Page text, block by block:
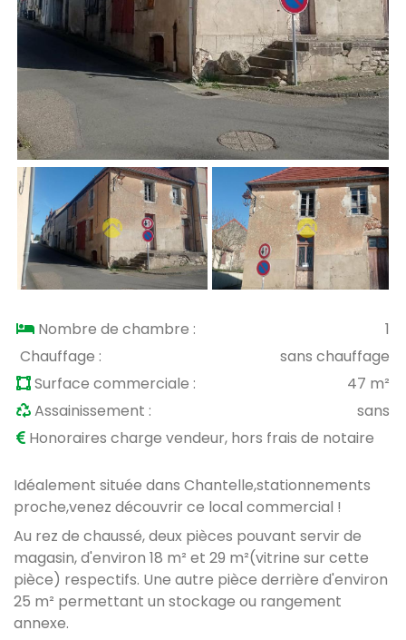
Nombre de chambre :
1
Chauffage :
sans chauffage
Surface commerciale :
47 m²
Assainissement :
sans
Honoraires charge vendeur, hors frais de notaire
Idéalement située dans Chantelle,stationnements
proche,venez découvrir ce local commercial !
Au rez de chaussé, deux pièces pouvant servir de
magasin, d'environ 18 m² et 29 m²(vitrine sur cette
pièce) respectifs. Une autre pièce derrière d'environ
25 m² permettant un stockage ou rangement
annexe.